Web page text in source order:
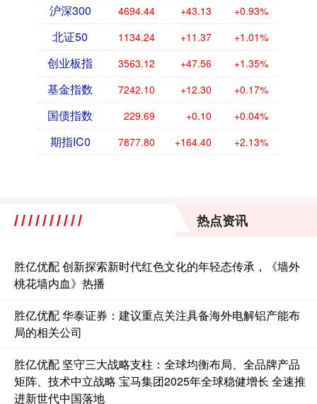
沪深300 4694.44 +43.13 +0.93%
北证50 1134.24 +11.37 +1.01%
创业板指 3563.12 +47.56 +1.35%
基金指数 7242.10 +12.30 +0.17%
国债指数 229.69 +0.10 +0.04%
期指IC0 7877.80 +164.40 +2.13%
热点资讯
胜亿优配 创新探索新时代红色文化的年轻态传承，《墙外
桃花墙内血》热播
胜亿优配 华泰证券：建议重点关注具备海外电解铝产能布
局的相关公司
胜亿优配 坚守三大战略支柱：全球均衡布局、全品牌产品
矩阵、技术中立战略 宝马集团2025年全球稳健增长 全速推
进新世代中国落地